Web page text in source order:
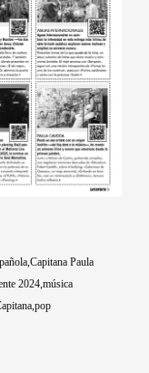
Capitana Paula
2024 música
pop